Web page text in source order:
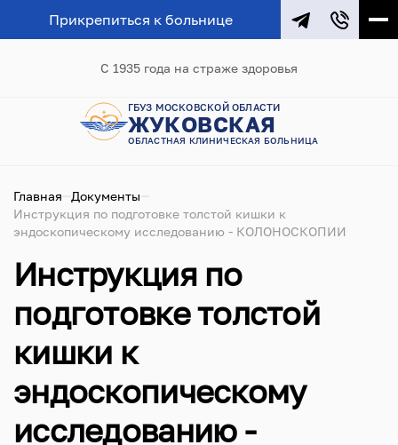
Прикрепиться к больнице
С 1935 года на страже здоровья
ГБУЗ МОСКОВСКОЙ ОБЛАСТИ
ЖУКОВСКАЯ
ОБЛАСТНАЯ КЛИНИЧЕСКАЯ БОЛЬНИЦА
Главная
Документы
Инструкция по подготовке толстой кишки к
эндоскопическому исследованию - КОЛОНОСКОПИИ
Инструкция по
подготовке толстой
кишки к
эндоскопическому
исследованию -